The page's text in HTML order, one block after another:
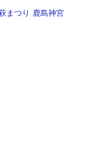
まつり 鹿島神宮